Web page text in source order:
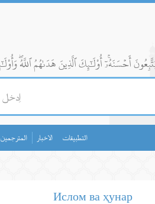
المترجمين الاخبار التطبيقات
Ислом ва ҳунар